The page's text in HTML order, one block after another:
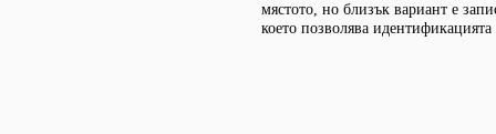
мястото, но близък вариант е
което позволява